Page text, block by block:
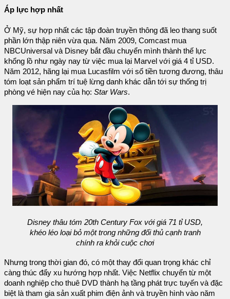
Áp lực hợp nhất
Ở Mỹ, sự hợp nhất các tập đoàn truyền thông đã leo thang suốt
phần lớn thập niên vừa qua. Năm 2009, Comcast mua
NBCUniversal và Disney bắt đầu chuyển mình thành thế lực
khổng lồ như ngày nay từ việc mua lại Marvel với giá 4 tỉ USD.
Năm 2012, hãng lại mua Lucasfilm với số tiền tương đương, thâu
tóm loạt sản phẩm trí tuệ lừng danh khác dẫn tới sự thống trị
phòng vé hiện nay của họ: Star Wars.
Disney thâu tóm 20th Century Fox với giá 71 tỉ USD,
khéo léo loại bỏ một trong những đối thủ cạnh tranh
chính ra khỏi cuộc chơi
Nhưng trong thời gian đó, có một thay đổi quan trọng khác chỉ
càng thúc đẩy xu hướng hợp nhất. Việc Netflix chuyển từ một
doanh nghiệp cho thuê DVD thành hạ tầng phát trực tuyến và đặc
biệt là tham gia sản xuất phim điện ảnh và truyền hình vào năm